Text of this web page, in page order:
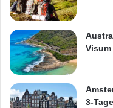
Visum
3-